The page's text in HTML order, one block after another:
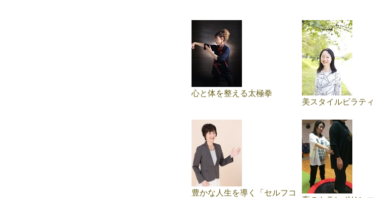
心と体を整える太極拳
美スタイルピラテ
豊かな人生を導く「セルフコ